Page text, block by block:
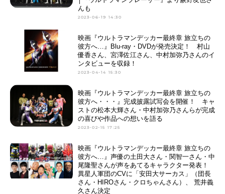
んも
2023-06-19 14:30
映画『ウルトラマンデッカー最終章 旅立ちの
彼方へ…』Blu-ray・DVDが発売決定！ 村山
優香さん、宮澤佐江さん、中村加弥乃さんのイ
ンタビューを収録！
2023-04-14 15:30
映画『ウルトラマンデッカー最終章 旅立ちの
彼方へ・・・』完成披露試写会を開催！ キャ
ストの松本大輝さん・中村加弥乃さんらが完成
の喜びや作品への想いを語る
2023-02-15 17:25
映画『ウルトラマンデッカー最終章 旅立ちの
彼方へ…』声優の土田大さん・関智一さん・中
尾隆聖さんが声をあてるキャラクター発表！
異星人軍団のCVに「安田大サーカス」（団長
さん・HIROさん・クロちゃんさん）、 荒井義
久さん決定